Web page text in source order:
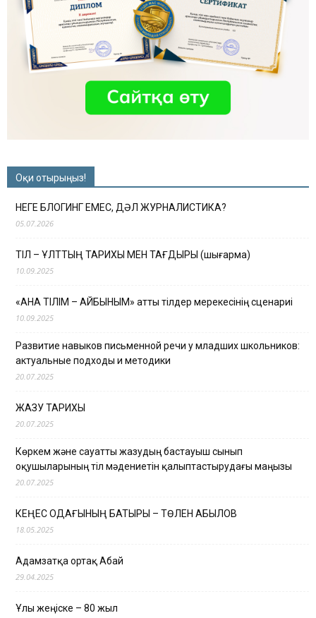
Оқи отырыңыз!
НЕГЕ БЛОГИНГ ЕМЕС, ДӘЛ ЖУРНАЛИСТИКА?
05.07.2026
ТІЛ – ҰЛТТЫҢ ТАРИХЫ МЕН ТАҒДЫРЫ (шығарма)
10.09.2025
«АНА ТІЛІМ – АЙБЫНЫМ» атты тілдер мерекесінің сценариі
10.09.2025
Развитие навыков письменной речи у младших школьников:
актуальные подходы и методики
20.07.2025
ЖАЗУ ТАРИХЫ
20.07.2025
Көркем және сауатты жазудың бастауыш сынып
оқушыларының тіл мәдениетін қалыптастырудағы маңызы
20.07.2025
КЕҢЕС ОДАҒЫНЫҢ БАТЫРЫ – ТӨЛЕН ҚАБЫЛОВ
18.05.2025
Адамзатқа ортақ Абай
29.04.2025
Ұлы жеңіске – 80 жыл